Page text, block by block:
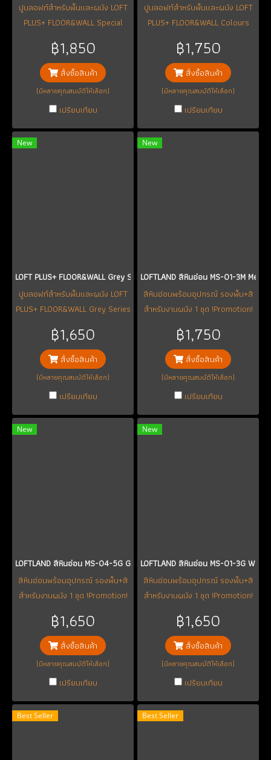
ปูนลอฟท์สำหรับพื้นและผนัง LOFT
PLUS+ FLOOR&WALL Special
฿1,850
สั่งซื้อสินค้า
(มีหลายคุณสมบัติให้เลือก)
เปรียบเทียบ
ปูนลอฟท์สำหรับพื้นและผนัง LOFT
PLUS+ FLOOR&WALL Colours
฿1,750
สั่งซื้อสินค้า
(มีหลายคุณสมบัติให้เลือก)
เปรียบเทียบ
New
LOFT PLUS+ FLOOR&WALL Grey Series สีเทา
ปูนลอฟท์สำหรับพื้นและผนัง LOFT
PLUS+ FLOOR&WALL Grey Series
฿1,650
สั่งซื้อสินค้า
(มีหลายคุณสมบัติให้เลือก)
เปรียบเทียบ
New
LOFTLAND สีหินอ่อน MS-01-3M
สีหินอ่อนพร้อมอุปกรณ์ รองพื้น+สี
สำหรับงานผนัง 1 ชุด !Promotion!
มูลค่า 290 บ. ใช้ได้ 15-20 ตร.ม.
(หรืออาจจะได้มากถึง 25 ตร.ม.แล้ว
แต่เทคนิคและความชำนาญแต่ละ
฿1,750
สั่งซื้อสินค้า
(มีหลายคุณสมบัติให้เลือก)
เปรียบเทียบ
New
LOFTLAND สีหินอ่อน MS-04-5G Grey
สีหินอ่อนพร้อมอุปกรณ์ รองพื้น+สี
สำหรับงานผนัง 1 ชุด !Promotion!
มูลค่า 290 บ. ใช้ได้ 15-20 ตร.ม.
(หรืออาจจะได้มากถึง 25 ตร.ม.แล้ว
แต่เทคนิคและความชำนาญแต่ละ
฿1,650
สั่งซื้อสินค้า
(มีหลายคุณสมบัติให้เลือก)
เปรียบเทียบ
New
LOFTLAND สีหินอ่อน MS-01-3G White
สีหินอ่อนพร้อมอุปกรณ์ รองพื้น+สี
สำหรับงานผนัง 1 ชุด !Promotion!
มูลค่า 290 บ. ใช้ได้ 15-20 ตร.ม.
(หรืออาจจะได้มากถึง 25 ตร.ม.แล้ว
แต่เทคนิคและความชำนาญแต่ละ
฿1,650
สั่งซื้อสินค้า
(มีหลายคุณสมบัติให้เลือก)
เปรียบเทียบ
Best Seller Best Seller